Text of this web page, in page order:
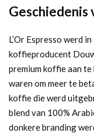
Geschiedenis
L’Or Espresso werd
koffieproducent
premium koffie aan te
waren om meer te
koffie die werd
blend van 100%
donkere branding